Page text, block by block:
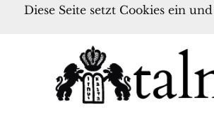
Diese Seite setzt Cookies ein